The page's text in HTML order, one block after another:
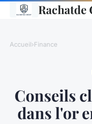
Rachatde
Accueil›Finance
Conseils
dans l'or